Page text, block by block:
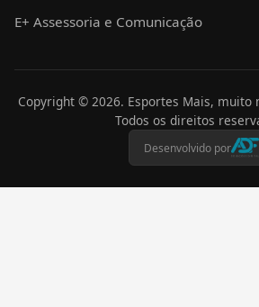
E+ Assessoria e Comunicação
Copyright © 2026. Esportes Mais, muito
Todos os direitos
Desenvolvido por